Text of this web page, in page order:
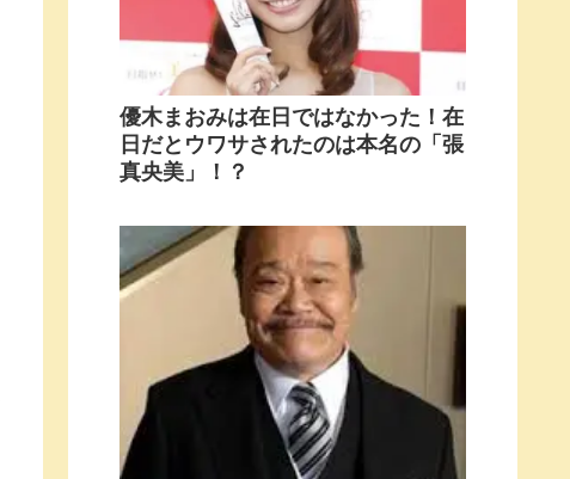
優木まおみは在日ではなかった！在
日だとウワサされたのは本名の「張
真央美」！？